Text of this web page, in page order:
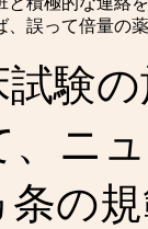
、誤って倍量の
験
ニ
の